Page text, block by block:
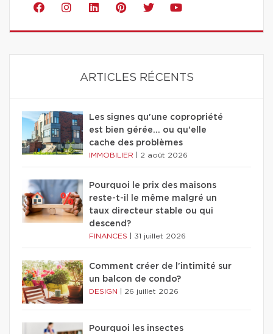
ARTICLES RÉCENTS
Les signes qu'une copropriété
est bien gérée… ou qu'elle
cache des problèmes
IMMOBILIER 2 août 2026
Pourquoi le prix des maisons
reste-t-il le même malgré un
taux directeur stable ou qui
descend?
FINANCES 31 juillet 2026
Comment créer de l'intimité sur
un balcon de condo?
DESIGN 26 juillet 2026
Pourquoi les insectes